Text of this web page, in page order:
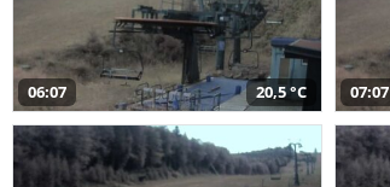
06:07 20,5 °C 07:07